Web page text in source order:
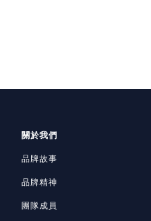
關於我們
品牌故事
品牌精神
團隊成員